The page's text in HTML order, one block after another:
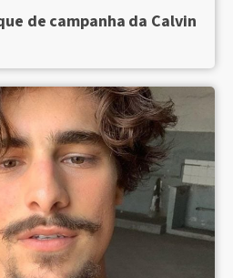
de campanha da Calvin